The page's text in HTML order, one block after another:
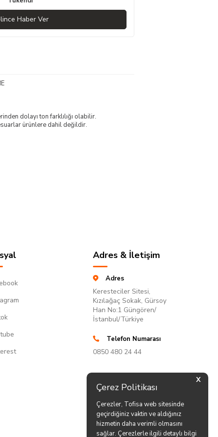
X
Çerez Politikası
Çerezler, Tofisa web sitesinde
geçirdiğiniz vaktin ve aldığınız
hizmetin daha verimli olmasını
sağlar. Çerezlerle ilgili detaylı bilgi
Haber Ver
dolayı ton farklılığı olabilir.
ürünlere dahil değildir.
Adres & İletişim
Adres
Keresteciler Sitesi,
Kızılağaç Sokak, Gürsoy
Han No:1 Güngören/
İstanbul/Türkiye
Telefon Numarası
0850 480 24 44